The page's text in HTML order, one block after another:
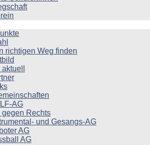
richtigen Weg finden
AG
gegen Rechts
und Gesangs-AG
AG
AG